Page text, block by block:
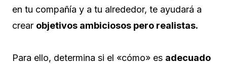
en tu compañía y a tu alrededor, te ayudará a
crear objetivos ambiciosos pero realistas.
Para ello, determina si el «cómo» es adecuado